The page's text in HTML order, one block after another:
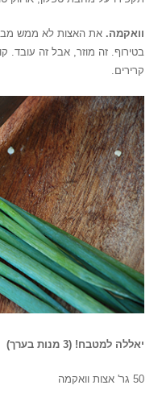
וואקמה.את האצות לא ממש
בטירוף. זה מוזר, אבל זה עובד.
קרירים.
יאללה למטבח! (3 מנות בערך)
50 גר' אצות וואקמה